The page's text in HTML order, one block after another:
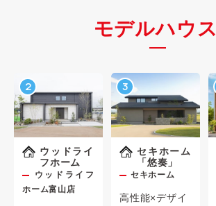
モデルハウス
2
ウッドライ
フホーム
ウッドライフ
ホーム富山店
3
セキホーム
「悠奏」
セキホーム
高性能×デザイ